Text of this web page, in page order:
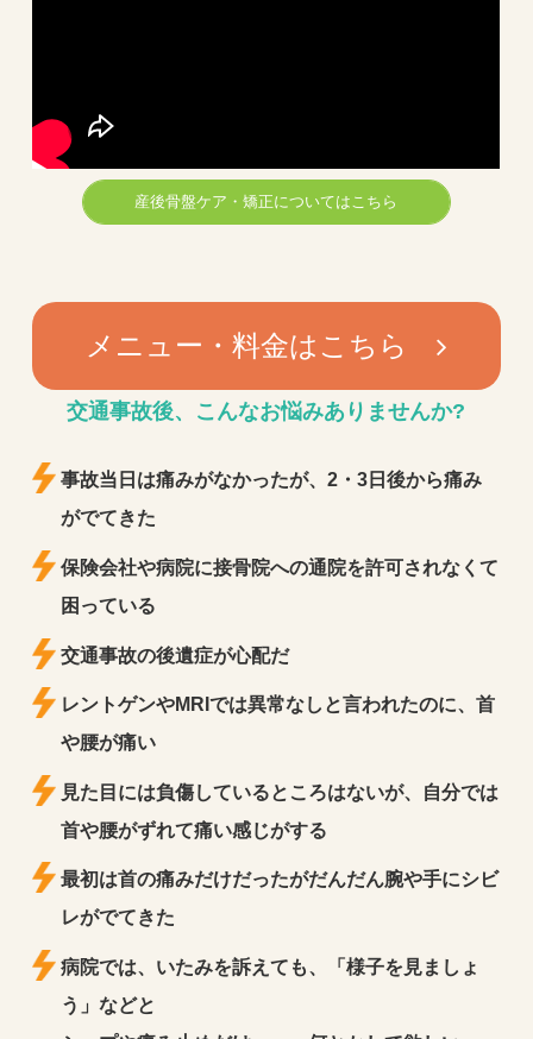
産後骨盤ケア・矯正についてはこちら
メニュー・料金はこちら
交通事故後、 こんなお悩みありませんか?
事故当日は痛みがなかったが、2・3日後から痛み
がでてきた
保険会社や病院に接骨院への通院を許可されなくて
困っている
交通事故の後遺症が心配だ
レントゲンやMRIでは異常なしと言われたのに、首
や腰が痛い
見た目には負傷しているところはないが、自分では
首や腰がずれて痛い感じがする
最初は首の痛みだけだったがだんだん腕や手にシビ
レがでてきた
病院では、いたみを訴えても、「様子を見ましょ
う」などと